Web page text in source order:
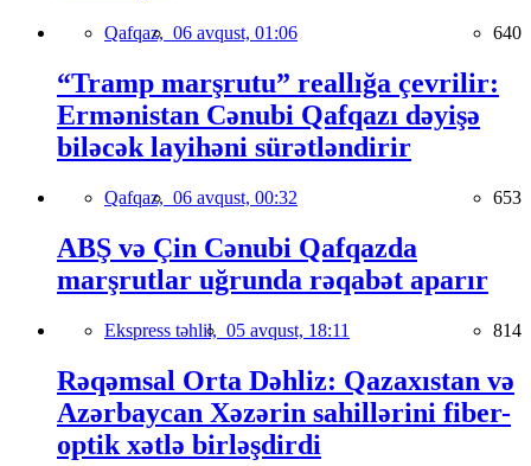
Qafqaz, 06 avqust, 01:06 640
“Tramp marşrutu” reallığa çevrilir:
Ermənistan Cənubi Qafqazı dəyişə
biləcək layihəni sürətləndirir
Qafqaz, 06 avqust, 00:32 653
ABŞ və Çin Cənubi Qafqazda
marşrutlar uğrunda rəqabət aparır
Ekspress təhlil, 05 avqust, 18:11 814
Rəqəmsal Orta Dəhliz: Qazaxıstan və
Azərbaycan Xəzərin sahillərini fiber-
optik xətlə birləşdirdi